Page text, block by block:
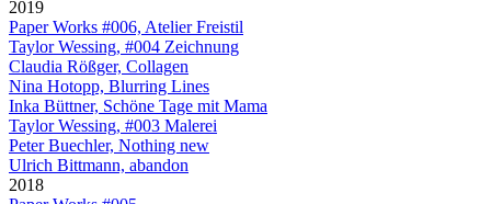
2019
Paper Works #006, Atelier Freistil
Taylor Wessing, #004 Zeichnung
Claudia Rößger, Collagen
Nina Hotopp, Blurring Lines
Inka Büttner, Schöne Tage mit Mama
Taylor Wessing, #003 Malerei
Peter Buechler, Nothing new
Ulrich Bittmann, abandon
2018